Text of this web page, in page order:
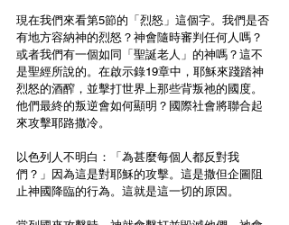
現在我們來看第5節的「烈怒」這個字。我們是否
有地方容納神的烈怒？神會隨時審判任何人嗎？
或者我們有一個如同「聖誕老人」的神嗎？這不
是聖經所說的。在啟示錄19章中，耶穌來踐踏神
烈怒的酒醡，並擊打世界上那些背叛祂的國度。
他們最終的叛逆會如何顯明？國際社會將聯合起
來攻擊耶路撒冷。
以色列人不明白：「為甚麼每個人都反對我
們？」因為這是對耶穌的攻擊。這是撒但企圖阻
止神國降臨的行為。這就是這一切的原因。